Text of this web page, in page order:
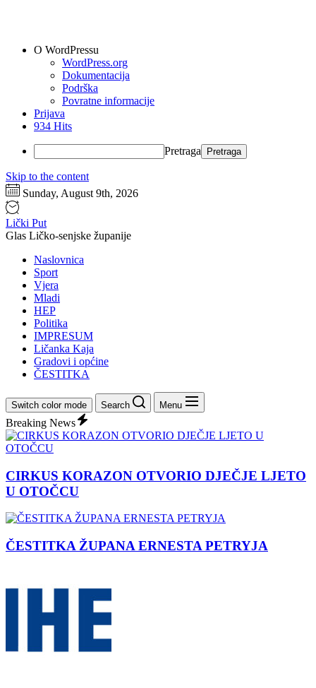
O WordPressu
WordPress.org
Dokumentacija
Podrška
Povratne informacije
Prijava
934 Hits
Pretraga
Skip to the content
Sunday, August 9th, 2026
Lički Put
Glas Ličko-senjske županije
Naslovnica
Sport
Vjera
Mladi
HEP
Politika
IMPRESUM
Ličanka Kaja
Gradovi i općine
ČESTITKA
Switch color mode Search Menu
Breaking News
CIRKUS KORAZON OTVORIO DJEČJE LJETO
U OTOČCU
ČESTITKA ŽUPANA ERNESTA PETRYJA